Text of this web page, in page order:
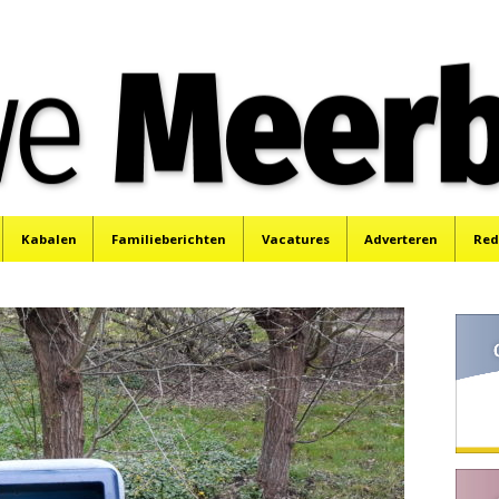
Kabalen Familieberichten Vacatures Adverteren